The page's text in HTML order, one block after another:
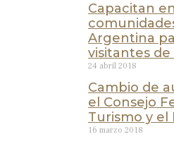
Capacitan
Argentina
visitantes de
24 abril 2018
Cambio de
el Consejo
Turismo y el
16 marzo 2018